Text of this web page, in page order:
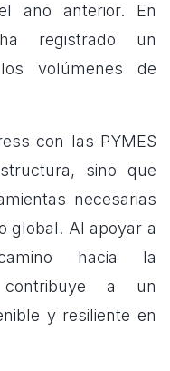
año anterior. En
registrado un
volúmenes de
con las PYMES
sino que
necesarias
global. Al apoyar a
hacia la
contribuye a un
y resiliente en